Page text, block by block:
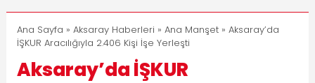
13:33 Taşımacılıkta Dijital Devrim: Rota Sepetim
Ana Sayfa » Aksaray Haberleri » Ana Manşet» Aksaray’da
İŞKUR Aracılığıyla 2.406 Kişi İşe Yerleşti
Aksaray’da İŞKUR